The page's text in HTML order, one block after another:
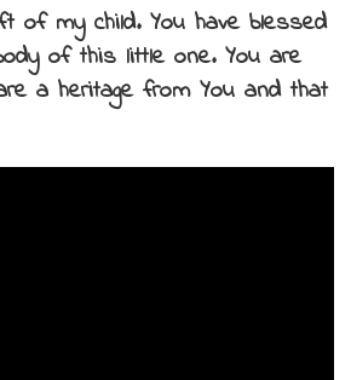
of my child. You have blessed
of this little one. You are
a heritage from You and that